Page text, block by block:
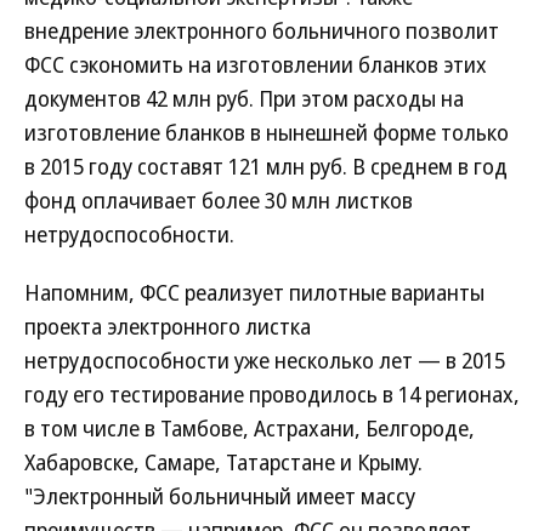
внедрение электронного больничного позволит
ФСС сэкономить на изготовлении бланков этих
документов 42 млн руб. При этом расходы на
изготовление бланков в нынешней форме только
в 2015 году составят 121 млн руб. В среднем в год
фонд оплачивает более 30 млн листков
нетрудоспособности.
Напомним, ФСС реализует пилотные варианты
проекта электронного листка
нетрудоспособности уже несколько лет — в 2015
году его тестирование проводилось в 14 регионах,
в том числе в Тамбове, Астрахани, Белгороде,
Хабаровске, Самаре, Татарстане и Крыму.
"Электронный больничный имеет массу